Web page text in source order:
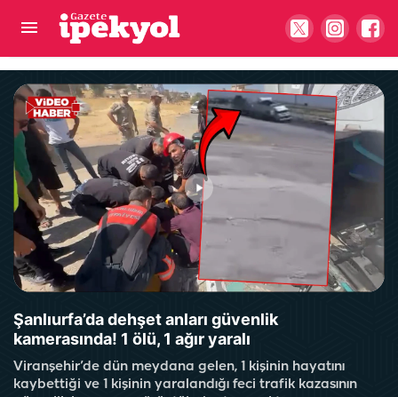
Şanlıurfa’da dehşet anları güvenlik
kamerasında! 1 ölü, 1 ağır yaralı
Viranşehir’de dün meydana gelen, 1 kişinin hayatını
kaybettiği ve 1 kişinin yaralandığı feci trafik kazasının
Bakan Memişoğlu'ndan Şanlıurfa Şehir Hastanesi
paylaşımı: "Hayırlı olsun"